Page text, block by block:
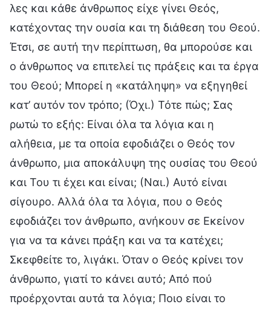
λες και κάθε άνθρωπος είχε γίνει Θεός,
κατέχοντας την ουσία και τη διάθεση του Θεού.
Έτσι, σε αυτή την περίπτωση, θα μπορούσε και
ο άνθρωπος να επιτελεί τις πράξεις και τα έργα
του Θεού; Μπορεί η «κατάληψη» να εξηγηθεί
κατ’ αυτόν τον τρόπο; (Όχι.) Τότε πώς; Σας
ρωτώ το εξής: Είναι όλα τα λόγια και η
αλήθεια, με τα οποία εφοδιάζει ο Θεός τον
άνθρωπο, μια αποκάλυψη της ουσίας του Θεού
και Του τι έχει και είναι; (Ναι.) Αυτό είναι
σίγουρο. Αλλά όλα τα λόγια, που ο Θεός
εφοδιάζει τον άνθρωπο, ανήκουν σε Εκείνον
για να τα κάνει πράξη και να τα κατέχει;
Σκεφθείτε το, λιγάκι. Όταν ο Θεός κρίνει τον
άνθρωπο, γιατί το κάνει αυτό; Από πού
προέρχονται αυτά τα λόγια; Ποιο είναι το